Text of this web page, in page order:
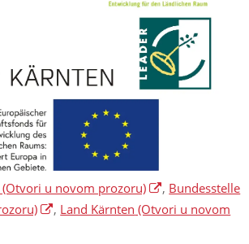
(Otvori u novom prozoru) , Bundesstelle
, Land Kärnten (Otvori u novom